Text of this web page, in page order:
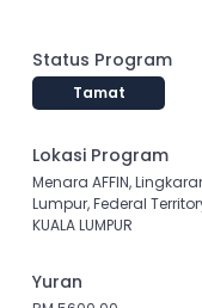
Status Program
Tamat
Lokasi Program
Menara AFFIN,
Lumpur, Federal
KUALA LUMPUR
Yuran